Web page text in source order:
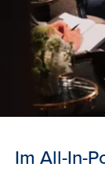
Im All-In-